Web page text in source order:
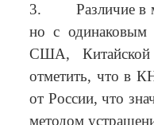
3. Различие в
но с одинаковым
США, Китайской
отметить, что в
от России, что
методом